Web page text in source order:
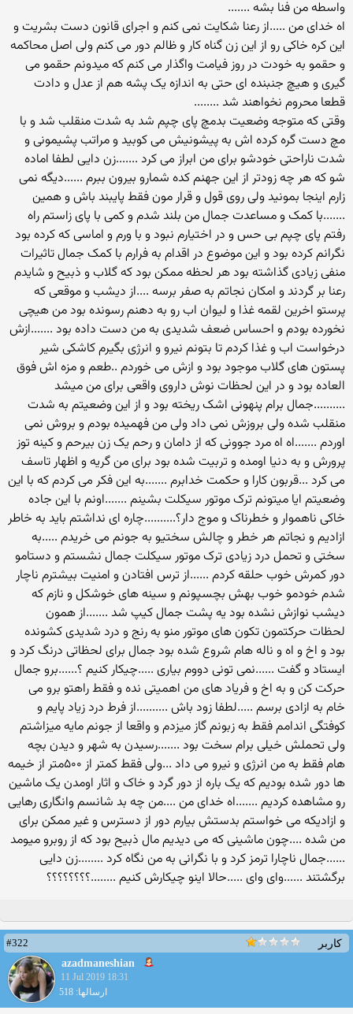
واسطه من فنا بشه .......
اه خدای من .....از رعنا شکایت نمی کنم و اجرای قانون دست بشریت و
این کره خاکی رو از این زن گناه کار و ظالم دور می کنم ولی اصل محاکمه
و حقمو به خودت در روز فیامت واگذار می کنم که میدونم حقمو می
گیری و هیچ جنبنده ای حتی به اندازه یک پشه هم از عدل و دادت
قطعا محروم نخواهند شد ........
وقتی که متوجه وضعیت بدمچ پای چپم شد به شدت منقلب شد و با
مچ دست گره کرده اش به پیشونیش می کوبید و مراتب پشیمونی و
شدت ناراحتی خودشو برای من ابراز می کرد .......زن دایی لطفا اماده
شو که هر چه زودتر از این جهنم کده شمارو بیرون ببرم ......دیگه نمی
زارم اینجا بمونید ولی روی قول و قرار مون فقط پایبند باش و همین
.......با کمک و مساعدت جمال من بلند شدم و کمی با پای زاستم راه
رفتم پای چپم بی حس و در اختیارم نبود و با ورم و اماسی که کرده بود
نگرانم کرده بود و این موضوع در اقدام به فرارم با کمک جمال تاثیرات
منفی زیادی گذاشته بود هر لحظه ممکن بود که گلاب و ذبیح و شایدم
رعنا بر گردند و امکان نجاتم به صفر برسه ....از دیشب و موقعی که
پرستو اخرین لقمه غذا و لیوان اب رو به دهنم رسونده بود من هیچی
نخورده بودم و احساس ضعف شدیدی به من دست داده بود .......ازش
درخواست اب و غذا کردم تا بتونم نیرو و انرژی بگیرم کاشکی شیر
پستون های گلاب موجود بود و ازش می خوردم ..طعم و مزه اش فوق
العاده بود و در این لحظات نوش داروی واقعی برای من میشد
..........جمال برام پنهونی اشک ریخته بود و از این وضعیتم به شدت
منقلب شده ولی بروزش نمی داد ولی من فهمیده بودم و بروش نمی
اوردم .......اه اه مرد جوونی که از دامان و رحم یک زن بیرحم و کینه توز
پرورش و به دنیا اومده و تربیت شده بود برای من گریه و اظهار تاسف
می کرد ...قربون کارا و حکمت خدابرم .......به این فکر می کردم که با این
وضعیتم ایا میتونم ترک موتور سیکلت بشینم .......اونم با این جاده
خاکی ناهموار و خطرناک و موج دار؟..........چاره ای نداشتم باید به خاطر
ازادیم و نجاتم هر خطر و چالش سختیو به جونم می خریدم .....به
سختی و تحمل درد زیادی ترک موتور سیکلت جمال نشستم و دستامو
دور کمرش خوب حلقه کردم ......از ترس افتادن و امنیت بیشترم ناچار
شدم خودمو خوب بهش بچسپونم و سینه های خوشکل و نازم که
دیشب نوازش نشده بود یه پشت جمال کیپ شد .......از همون
لحظات حرکتمون تکون های موتور منو به رنج و درد شدیدی کشونده
بود و اخ و اه و ناله هام شروع شده بود جمال برای لحظاتی درنگ کرد و
ایستاد و گفت ......نمی تونی دووم بیاری .....چیکار کنیم ؟......برو جمال
حرکت کن و به اخ و فریاد های من اهمیتی نده و فقط راهتو برو می
خام به ازادی برسم .....لطفا زود باش ..........از فرط درد زیاد پایم و
کوفتگی اندامم فقط به زبونم گاز میزدم و واقعا از جونم مایه میزاشتم
ولی تحملش خیلی برام سخت بود .......رسیدن به شهر و دیدن بچه
هام فقط به من انرژی و نیرو می داد ...ولی فقط کمتر از ۵۰۰متر از خیمه
ها دور شده بودیم که یک باره از دور گرد و خاک و اثار اومدن یک ماشین
رو مشاهده کردیم .......اه خدای من ....من چه بد شانسم وانگاری رهایی
و ازادیکه می خواستم بدستش بیارم دور از دسترس و غیر ممکن برای
من شده ....چون ماشینی که می دیدیم مال ذبیح بود که از روبرو میومد
......جمال ناچارا ترمز کرد و با نگرانی به من نگاه کرد ........زن دایی
برگشتند ......وای وای .....حالا اینو چیکارش کنیم ........؟؟؟؟؟؟؟؟
کاربر
#322
azadmaneshian
11 Jul 2019 18:31
ارسالها: 518